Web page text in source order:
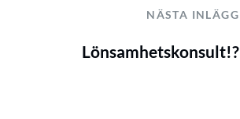
NÄSTA INLÄGG
Lönsamhetskonsult!?